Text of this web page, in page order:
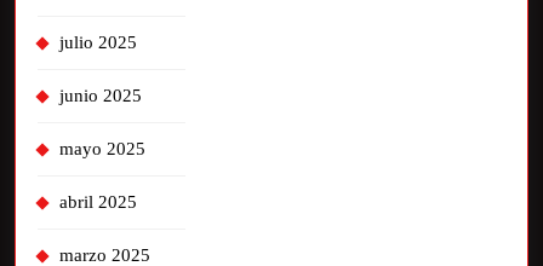
julio 2025
junio 2025
mayo 2025
abril 2025
marzo 2025